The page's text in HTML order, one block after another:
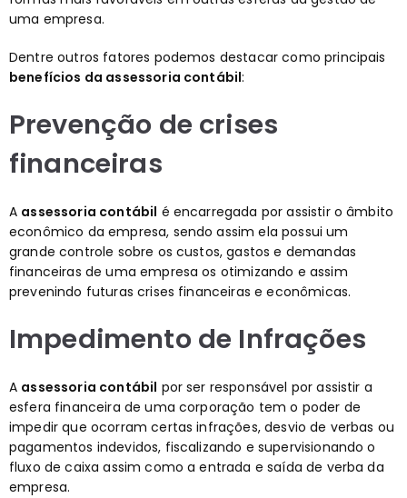
uma empresa.
Dentre outros fatores podemos destacar como principais
benefícios da assessoria contábil:
Prevenção de crises
financeiras
A assessoria contábil é encarregada por assistir o âmbito
econômico da empresa, sendo assim ela possui um
grande controle sobre os custos, gastos e demandas
financeiras de uma empresa os otimizando e assim
prevenindo futuras crises financeiras e econômicas.
Impedimento de Infrações
A assessoria contábil por ser responsável por assistir a
esfera financeira de uma corporação tem o poder de
impedir que ocorram certas infrações, desvio de verbas ou
pagamentos indevidos, fiscalizando e supervisionando o
fluxo de caixa assim como a entrada e saída de verba da
empresa.